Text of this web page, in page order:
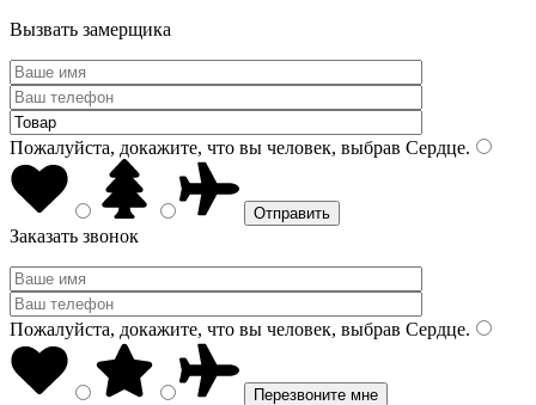
Вызвать замерщика
Пожалуйста, докажите, что вы человек, выбрав Сердце.
Заказать звонок
Пожалуйста, докажите, что вы человек, выбрав Сердце.